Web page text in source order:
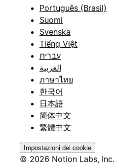
Português (Brasil)
Suomi
Svenska
Tiếng Việt
עברית
العربية
ภาษาไทย
한국어
日本語
简体中文
繁體中文
Impostazioni dei cookie
© 2026 Notion Labs, Inc.